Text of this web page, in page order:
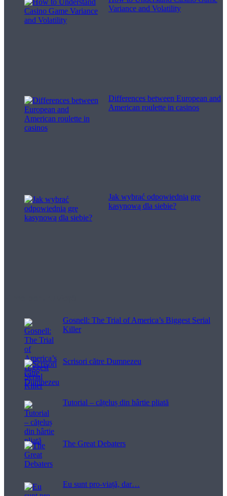
Variance and Volatility
Differences between European and
American roulette in casinos
Jak wybrać odpowiednią grę
kasynową dla siebie?
Gosnell: The Trial of America’s Biggest Serial
Killer
Scrisori către Dumnezeu
Tutorial – cățeluș din hârtie pliată
The Great Debaters
Eu sunt pro-viață, dar…